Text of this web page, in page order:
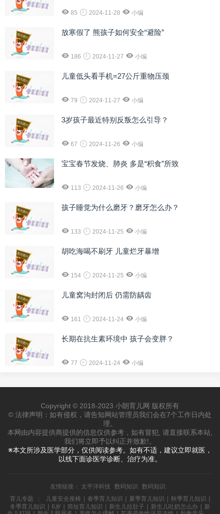
85 2024-11-28 小编
放寒假了 熊孩子如何安全“避险”
186 2024-11-27 小编
儿童低头看手机=27公斤重物压颈
79 2024-11-27 小编
3岁孩子最近特别反叛怎么引导？
67 2024-11-26 小编
宝宝春节发烧、肺炎 多是“积食”所致
113 2024-11-26 小编
孩子睡觉为什么磨牙？磨牙怎么办？
133 2024-11-25 小编
胡吃海喝不刷牙 儿童烂牙暴增
154 2024-11-25 小编
儿童窝沟封闭后 仍需防龋齿
161 2024-11-24 小编
长期在抗生素环境中 孩子会变胖？
77 2024-11-24 小编
Copyright © 2018-2023 小朗育儿网 版权所有
© 法律声明：如有侵权，请告知网站管理员我们会在7个工作日内处
理。
本网由内容提供商提供的信息仅供参考，如有冒犯, 请直接联系本站,
我们将立即予以纠正并致歉!。
※本文所涉及医学部分，仅供阅读参考。如有不适，建议立即就医，
以线下面诊医学诊断、治疗为准。
友情链接： 太平洋科技 数码知识
数码知识
育儿专题
： 儿童安全座椅 | 春季育儿知识 | 夏季育儿知识 | 秋季育儿知识 |
冬季育儿知识 | 6岁 | 简短育儿知识 | 新生儿拉肚子 | 新生儿吐奶怎么办 | 新